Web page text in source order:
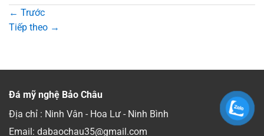
← Trước
Tiếp theo →
Đá mỹ nghệ Bảo Châu
Địa chỉ : Ninh Vân - Hoa Lư - Ninh Bình
Email: dabaochau35@gmail.com